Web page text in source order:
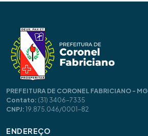
PREFEITURA DE CORONEL FABRICIANO - MG
Contato: (31) 3406-7335
CNPJ:19.875.046/0001-82
ENDEREÇO